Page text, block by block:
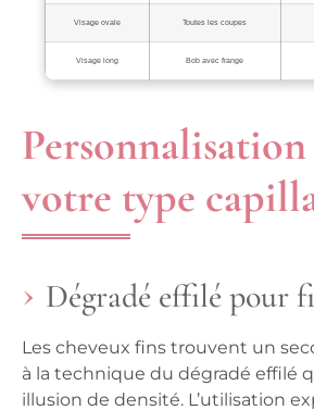
Visage ovale Toutes les coupes
Visage long Bob avec frange
votre type
Dégradé effilé pour
Les cheveux fins trouvent un
à la technique du dégradé effilé
illusion de densité. L’utilisation